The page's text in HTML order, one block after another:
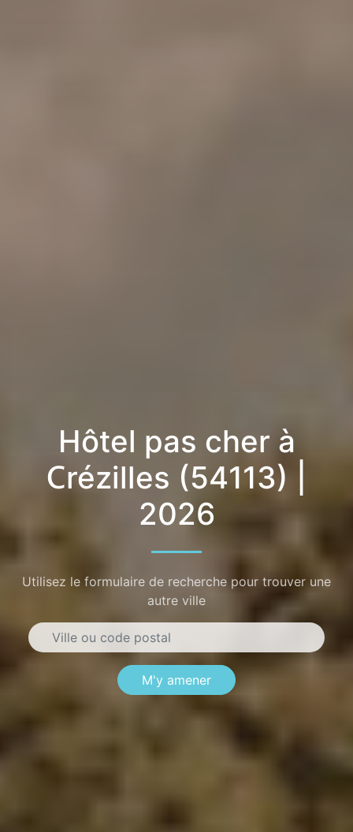
Hôtel pas cher à
Crézilles (54113) |
2026
Utilisez le formulaire de recherche pour trouver une
autre ville
M'y amener